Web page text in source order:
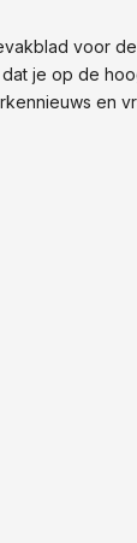
voor de
je op de
en